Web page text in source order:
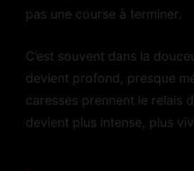
pas une course à terminer.
C’est souvent dans la
devient profond, presque
caresses prennent le relais
devient plus intense, plus